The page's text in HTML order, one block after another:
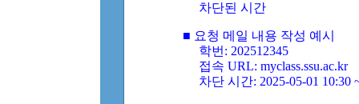
차단된 시간
■ 요청 메일 내용 작성 예시
학번: 202512345
접속 URL: myclass.ssu.ac.kr
차단 시간: 2025-05-01 10:30